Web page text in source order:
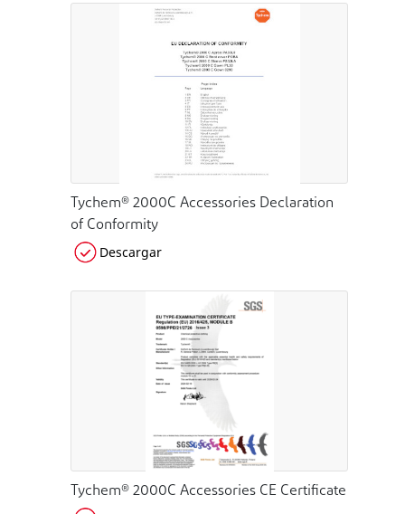
Tychem® 2000C Accessories Declaration
of Conformity
Descargar
Tychem® 2000C Accessories CE Certificate